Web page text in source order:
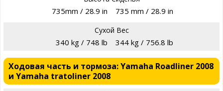
735mm / 28.9 in 735 mm / 28.9 in
Сухой Вес
340 kg / 748 lb 344 kg / 756.8 lb
Ходовая часть и тормоза: Yamaha Roadliner 2008
и Yamaha tratoliner 2008